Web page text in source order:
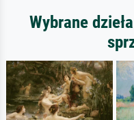
Wybrane